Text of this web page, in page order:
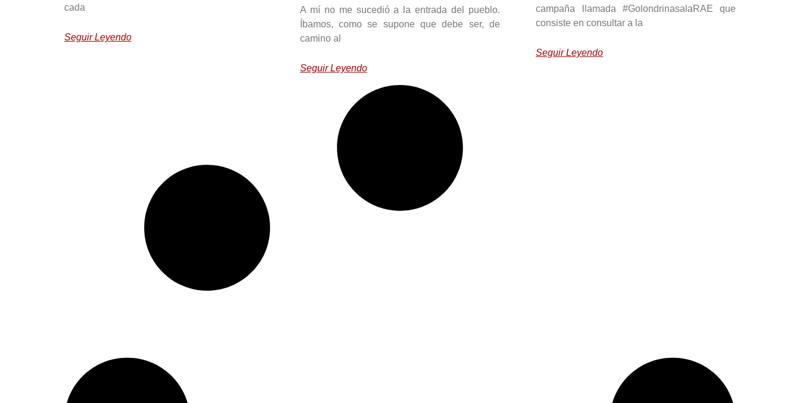
cada
Seguir Leyendo
A mí no me sucedió a la entrada del pueblo.
Íbamos, como se supone que debe ser, de
camino al
Seguir Leyendo
campaña llamada #GolondrinasalaRAE que
consiste en consultar a la
Seguir Leyendo